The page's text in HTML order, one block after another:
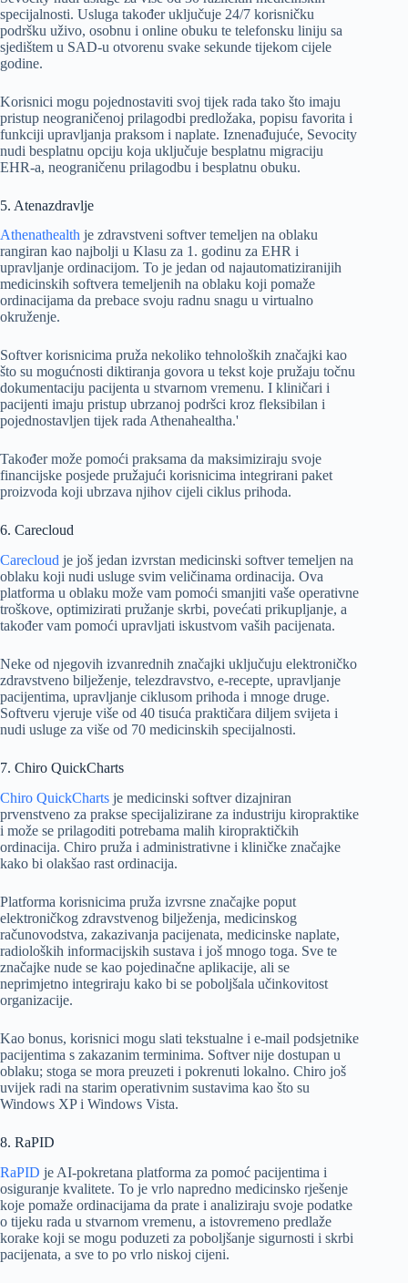
specijalnosti. Usluga također uključuje 24/7 korisničku
podršku uživo, osobnu i online obuku te telefonsku liniju sa
sjedištem u SAD-u otvorenu svake sekunde tijekom cijele
godine.
Korisnici mogu pojednostaviti svoj tijek rada tako što imaju
pristup neograničenoj prilagodbi predložaka, popisu favorita i
funkciji upravljanja praksom i naplate. Iznenađujuće, Sevocity
nudi besplatnu opciju koja uključuje besplatnu migraciju
EHR-a, neograničenu prilagodbu i besplatnu obuku.
5. Atenazdravlje
Athenathealth je zdravstveni softver temeljen na oblaku
rangiran kao najbolji u Klasu za 1. godinu za EHR i
upravljanje ordinacijom. To je jedan od najautomatiziranijih
medicinskih softvera temeljenih na oblaku koji pomaže
ordinacijama da prebace svoju radnu snagu u virtualno
okruženje.
Softver korisnicima pruža nekoliko tehnoloških značajki kao
što su mogućnosti diktiranja govora u tekst koje pružaju točnu
dokumentaciju pacijenta u stvarnom vremenu. I kliničari i
pacijenti imaju pristup ubrzanoj podršci kroz fleksibilan i
pojednostavljen tijek rada Athenahealtha.'
Također može pomoći praksama da maksimiziraju svoje
financijske posjede pružajući korisnicima integrirani paket
proizvoda koji ubrzava njihov cijeli ciklus prihoda.
6. Carecloud
Carecloud je još jedan izvrstan medicinski softver temeljen na
oblaku koji nudi usluge svim veličinama ordinacija. Ova
platforma u oblaku može vam pomoći smanjiti vaše operativne
troškove, optimizirati pružanje skrbi, povećati prikupljanje, a
također vam pomoći upravljati iskustvom vaših pacijenata.
Neke od njegovih izvanrednih značajki uključuju elektroničko
zdravstveno bilježenje, telezdravstvo, e-recepte, upravljanje
pacijentima, upravljanje ciklusom prihoda i mnoge druge.
Softveru vjeruje više od 40 tisuća praktičara diljem svijeta i
nudi usluge za više od 70 medicinskih specijalnosti.
7. Chiro QuickCharts
Chiro QuickCharts je medicinski softver dizajniran
prvenstveno za prakse specijalizirane za industriju kiropraktike
i može se prilagoditi potrebama malih kiropraktičkih
ordinacija. Chiro pruža i administrativne i kliničke značajke
kako bi olakšao rast ordinacija.
Platforma korisnicima pruža izvrsne značajke poput
elektroničkog zdravstvenog bilježenja, medicinskog
računovodstva, zakazivanja pacijenata, medicinske naplate,
radioloških informacijskih sustava i još mnogo toga. Sve te
značajke nude se kao pojedinačne aplikacije, ali se
neprimjetno integriraju kako bi se poboljšala učinkovitost
organizacije.
Kao bonus, korisnici mogu slati tekstualne i e-mail podsjetnike
pacijentima s zakazanim terminima. Softver nije dostupan u
oblaku; stoga se mora preuzeti i pokrenuti lokalno. Chiro još
uvijek radi na starim operativnim sustavima kao što su
Windows XP i Windows Vista.
8. RaPID
RaPID je AI-pokretana platforma za pomoć pacijentima i
osiguranje kvalitete. To je vrlo napredno medicinsko rješenje
koje pomaže ordinacijama da prate i analiziraju svoje podatke
o tijeku rada u stvarnom vremenu, a istovremeno predlaže
korake koji se mogu poduzeti za poboljšanje sigurnosti i skrbi
pacijenata, a sve to po vrlo niskoj cijeni.